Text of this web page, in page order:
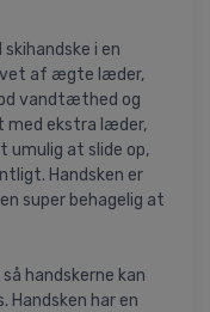
i en
af ægte læder,
vandtæthed og
med ekstra læder,
umulig at slide op,
Handsken er
super behagelig at
handskerne kan
Handsken har en